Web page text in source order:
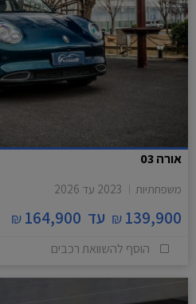
אורה 03
משפחתיות 2023 עד 2026
139,900
₪ עד 164,900
₪
הוסף להשוואת רכבים